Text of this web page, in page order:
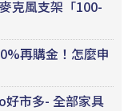
克風支架「100-
再購金！怎麼申
市多- 全部家具